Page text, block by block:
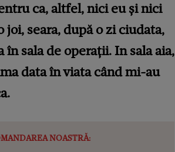
ca, altfel, nici eu și nici
seara, după o zi ciudata,
sala de operații. In sala aia,
data în viata când mi-au
NOASTRĂ: